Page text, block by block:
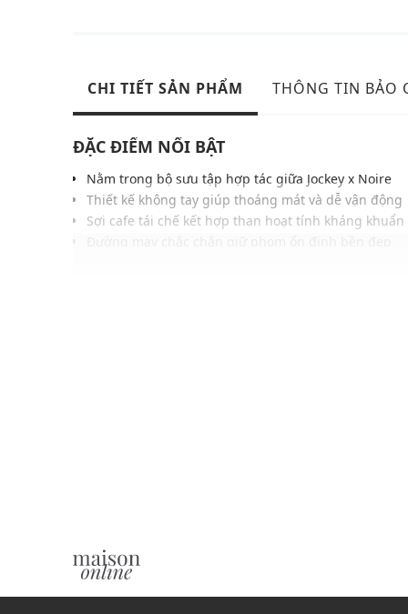
CHI TIẾT SẢN PHẨM THÔNG TIN BẢO
ĐẶC ĐIỂM NỔI BẬT
Nằm trong bộ sưu tập hợp tác giữa Jockey x Noire
Thiết kế không tay giúp thoáng mát và dễ vận động
Sợi cafe tái chế kết hợp than hoạt tính kháng khuẩn